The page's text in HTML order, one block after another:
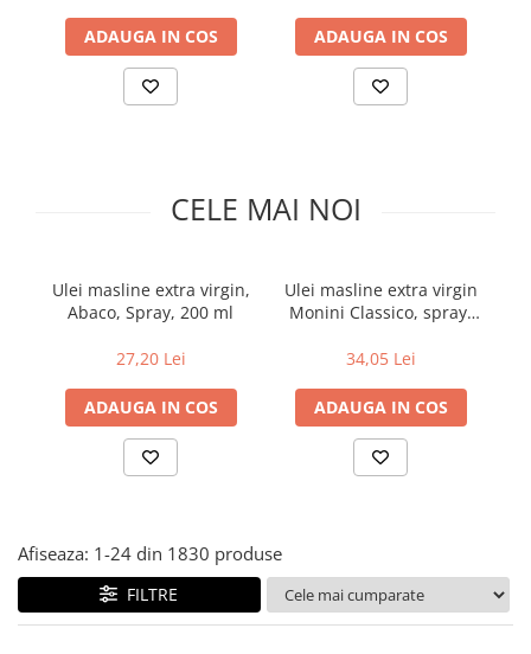
Organizare si depozitare
Cutii depozitare
Umerase pentru haine si suporturi
Carucioare pentru cumparaturi
Consumabile sanitare
Uniforme medicale de unica
ADAUGA IN COS ADAUGA IN COS
CELE MAI NOI
Ulei masline extra virgin,
Abaco, Spray, 200 ml
27,20 Lei
ADAUGA IN COS
Ulei masline extra virgin
Monini Classico, spray,
34,05 Lei
ADAUGA IN COS
Afiseaza: 1-24 din 1830 produse
FILTRE